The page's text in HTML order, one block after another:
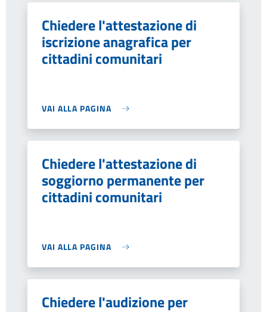
Chiedere l'attestazione di
iscrizione anagrafica per
cittadini comunitari
VAI ALLA PAGINA
Chiedere l'attestazione di
soggiorno permanente per
cittadini comunitari
VAI ALLA PAGINA
Chiedere l'audizione per